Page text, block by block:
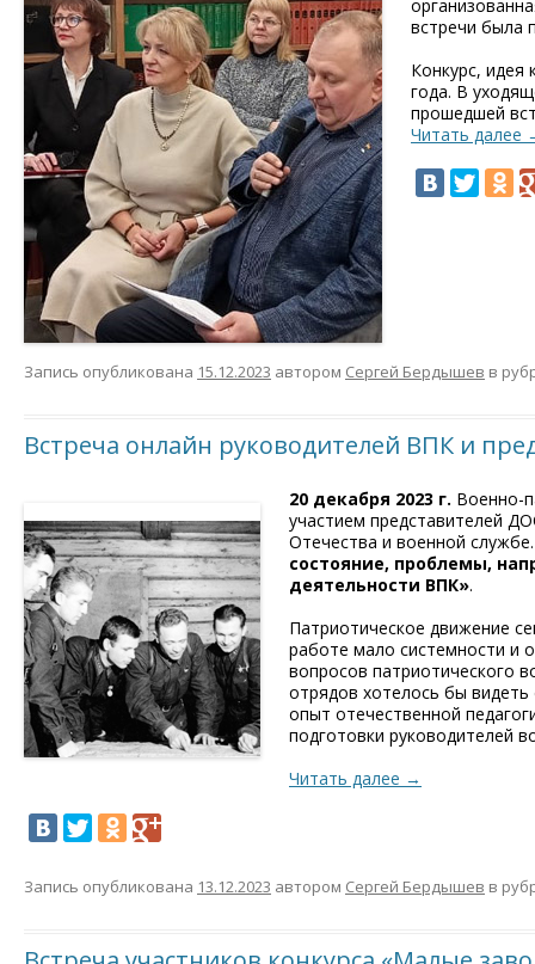
встречи была
Конкурс, идея
года. В
прошедшей
Читать далее
Запись опубликована 15.12.2023 автором Сергей Бердышев в
Встреча онлайн руководителей ВПК и
20 декабря 2023 г. Военно-
участием представителей
Отечества и военной
состояние, проблемы,
деятельности ВПК».
Патриотическое движение
работе мало системности и
вопросов патриотического
отрядов хотелось бы
опыт отечественной
подготовки руководителей
Читать далее →
Запись опубликована 13.12.2023 автором Сергей Бердышев в